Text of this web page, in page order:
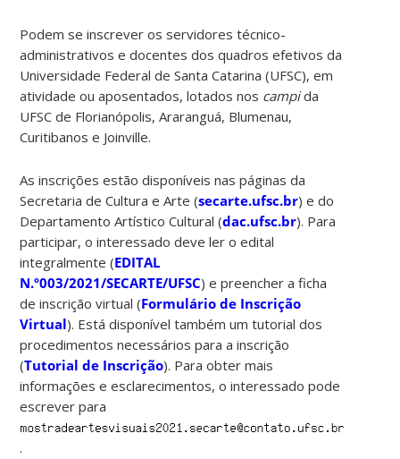
Podem se inscrever os servidores técnico-
administrativos e docentes dos quadros efetivos da
Universidade Federal de Santa Catarina (UFSC), em
atividade ou aposentados, lotados nos campida
UFSC de Florianópolis, Araranguá, Blumenau,
Curitibanos e Joinville.
As inscrições estão disponíveis nas páginas da
Secretaria de Cultura e Arte (secarte.ufsc.br) e do
Departamento Artístico Cultural (dac.ufsc.br). Para
participar, o interessado deve ler o edital
integralmente (EDITAL
N.º003/2021/SECARTE/UFSC) e preencher a ficha
de inscrição virtual (Formulário de Inscrição
Virtual). Está disponível também um tutorial dos
procedimentos necessários para a inscrição
(Tutorial de Inscrição). Para obter mais
informações e esclarecimentos, o interessado pode
escrever para
.